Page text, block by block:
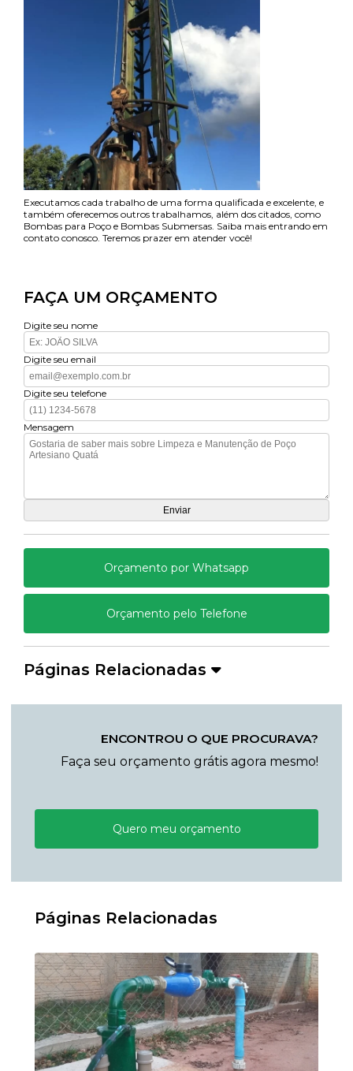
Executamos cada trabalho de uma forma qualificada e excelente, e
também oferecemos outros trabalhamos, além dos citados, como
Bombas para Poço e Bombas Submersas. Saiba mais entrando em
contato conosco. Teremos prazer em atender você!
FAÇA UM ORÇAMENTO
Digite seu nome
Digite seu email
Digite seu telefone
Mensagem
Orçamento por Whatsapp
Orçamento pelo Telefone
Páginas Relacionadas
ENCONTROU O QUE PROCURAVA?
Faça seu orçamento grátis agora mesmo!
Quero meu orçamento
Páginas Relacionadas